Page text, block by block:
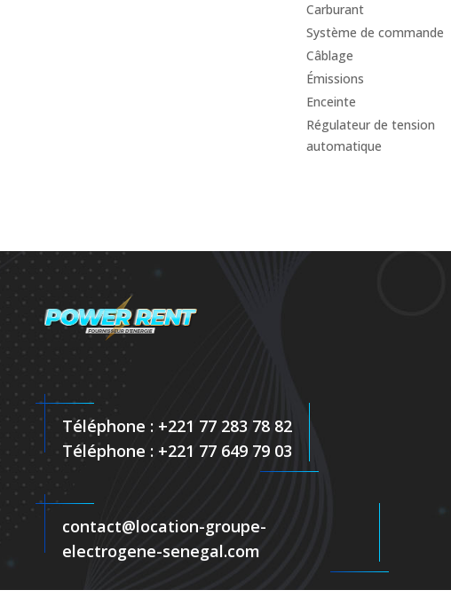
Carburant
Système de commande
Câblage
Émissions
Enceinte
Régulateur de tension
automatique
Téléphone : +221 77 283 78 82
Téléphone : +221 77 649 79 03
contact@location-groupe-
electrogene-senegal.com